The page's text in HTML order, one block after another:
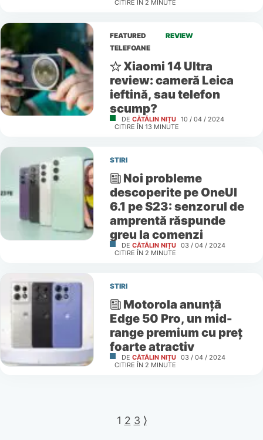
CITIRE ÎN 2 MINUTE
FEATURED
REVIEW
TELEFOANE
Xiaomi 14 Ultra
review: cameră Leica
ieftină, sau telefon
scump?
DE CĂTĂLIN NIȚU 10 / 04 / 2024
CITIRE ÎN 13 MINUTE
STIRI
Noi probleme
descoperite pe OneUI
6.1 pe S23: senzorul de
amprentă răspunde
greu la comenzi
DE CĂTĂLIN NIȚU 03 / 04 / 2024
CITIRE ÎN 2 MINUTE
STIRI
Motorola anunță
Edge 50 Pro, un mid-
range premium cu preț
foarte atractiv
DE CĂTĂLIN NIȚU 03 / 04 / 2024
CITIRE ÎN 2 MINUTE
1 2 3 ⟩